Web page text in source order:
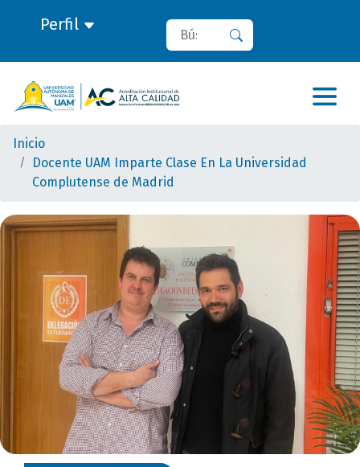
Perfil Buscar
Inicio
Docente UAM Imparte Clase En La Universidad
Complutense de Madrid